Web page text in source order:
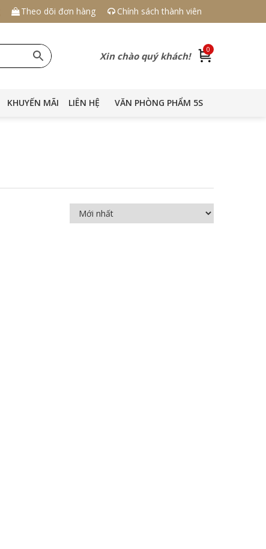
Theo dõi đơn hàng Chính sách thành viên
Xin chào quý khách!
0
KHUYẾN MÃI LIÊN HỆ VĂN PHÒNG PHẨM 5S